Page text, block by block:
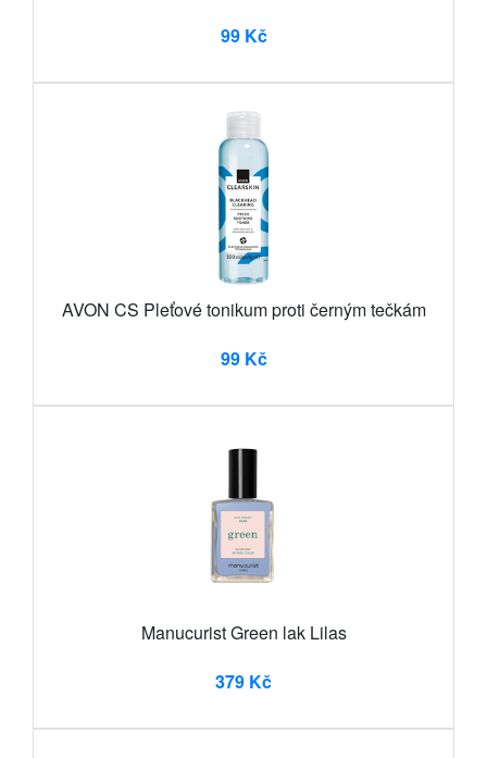
99 Kč
AVON CS Pleťové tonikum proti černým tečkám
99 Kč
Manucurist Green lak Lilas
379 Kč